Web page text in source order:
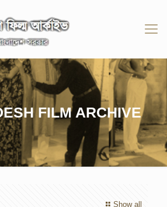
FILM ARCHIVE
Show all